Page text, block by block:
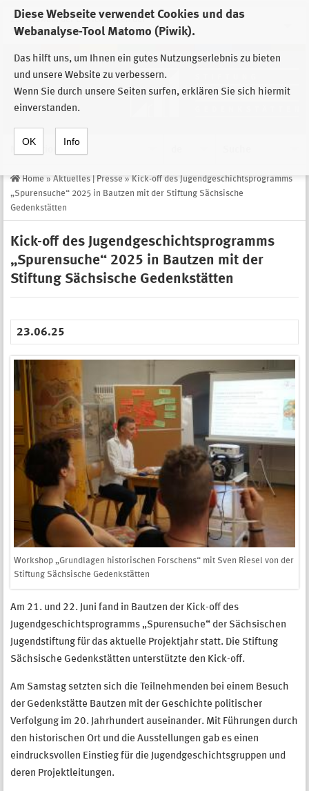
Diese Webseite verwendet Cookies und das
Webanalyse-Tool Matomo (Piwik).
Das hilft uns, um Ihnen ein gutes Nutzungserlebnis zu bieten
und unsere Website zu verbessern.
Wenn Sie durch unsere Seiten surfen, erklären Sie sich hiermit
einverstanden.
OK Info
Zur Auswahl der Einrichtungen der
Stiftung Sächsische Gedenkstätten
Home » Aktuelles | Presse » Kick-off des Jugendgeschichtsprogramms
„Spurensuche“ 2025 in Bautzen mit der Stiftung Sächsische
Gedenkstätten
Kick-off des Jugendgeschichtsprogramms
„Spurensuche“ 2025 in Bautzen mit der
Stiftung Sächsische Gedenkstätten
23.06.25
Workshop „Grundlagen historischen Forschens“ mit Sven Riesel von der
Stiftung Sächsische Gedenkstätten
Am 21. und 22. Juni fand in Bautzen der Kick-off des
Jugendgeschichtsprogramms „Spurensuche“ der Sächsischen
Jugendstiftung für das aktuelle Projektjahr statt. Die Stiftung
Sächsische Gedenkstätten unterstützte den Kick-off.
Am Samstag setzten sich die Teilnehmenden bei einem Besuch
der Gedenkstätte Bautzen mit der Geschichte politischer
Verfolgung im 20. Jahrhundert auseinander. Mit Führungen durch
den historischen Ort und die Ausstellungen gab es einen
eindrucksvollen Einstieg für die Jugendgeschichtsgruppen und
deren Projektleitungen.